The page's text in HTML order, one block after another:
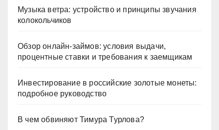
Музыка ветра: устройство и принципы звучания
колокольчиков
Обзор онлайн-займов: условия выдачи,
процентные ставки и требования к заемщикам
Инвестирование в российские золотые монеты:
подробное руководство
В чем обвиняют Тимура Турлова?